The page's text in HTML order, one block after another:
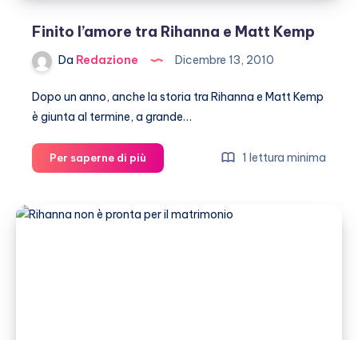
Finito l’amore tra Rihanna e Matt Kemp
Da Redazione Dicembre 13, 2010
Dopo un anno, anche la storia tra Rihanna e Matt Kemp
è giunta al termine, a grande…
Per saperne di più
l’amore
Rihanna
1 lettura minima